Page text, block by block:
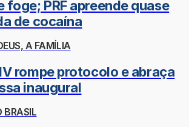
foge; PRF apreende quase
de cocaína
A FAMÍLIA
rompe protocolo e abraça
inaugural
BRASIL